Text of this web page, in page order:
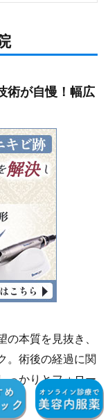
術が自慢！幅広
の本質を見抜き、
。術後の経過に関
っかりとフォロー